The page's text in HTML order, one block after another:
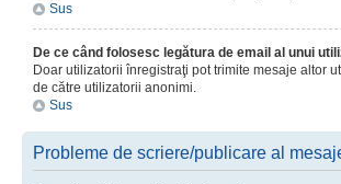
Sus
De ce când folosesc legătura de email al unui
Doar utilizatorii înregistraţi pot trimite mesaje altor
de către utilizatorii anonimi.
Sus
Probleme de scriere/publicare al